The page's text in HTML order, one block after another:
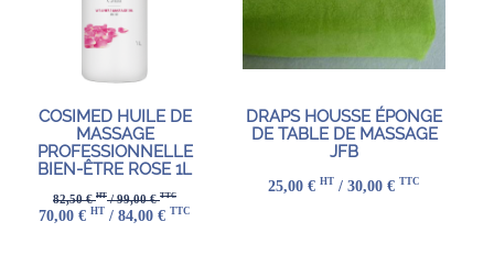
COSIMED HUILE DE
MASSAGE
PROFESSIONNELLE
BIEN-ÊTRE ROSE 1L
82,50 €HT/ 99,00 €TTC
70,00 € HT / 84,00 € TTC
DRAPS HOUSSE ÉPONGE
DE TABLE DE MASSAGE
JFB
25,00 € HT / 30,00 € TTC